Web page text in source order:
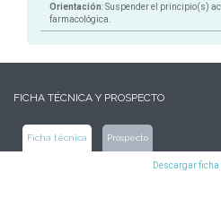
Orientación: Suspender el principio(s)
farmacológica.
FICHA TÉCNICA Y PROSPECTO
Ficha técnica Prospecto
Descargar ficha